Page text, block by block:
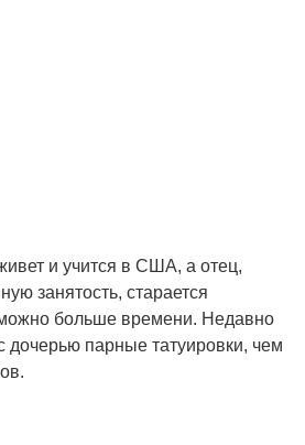
и учится в США, а отец,
занятость, старается
можно больше времени. Недавно
дочерью парные татуировки, чем